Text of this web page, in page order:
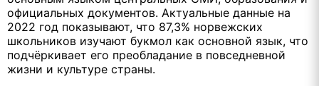
официальных документов. Актуальные данные на
2022 год показывают, что 87,3% норвежских
школьников изучают букмол как основной язык, что
подчёркивает его преобладание в повседневной
жизни и культуре страны.